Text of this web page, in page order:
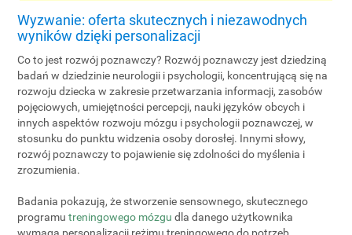
Wyzwanie: oferta skutecznych i niezawodnych
wyników dzięki personalizacji
Co to jest rozwój poznawczy? Rozwój poznawczy jest dziedziną
badań w dziedzinie neurologii i psychologii, koncentrującą się na
rozwoju dziecka w zakresie przetwarzania informacji, zasobów
pojęciowych, umiejętności percepcji, nauki języków obcych i
innych aspektów rozwoju mózgu i psychologii poznawczej, w
stosunku do punktu widzenia osoby dorosłej. Innymi słowy,
rozwój poznawczy to pojawienie się zdolności do myślenia i
zrozumienia.
Badania pokazują, że stworzenie sensownego, skutecznego
programutreningowego mózgu dla danego użytkownika